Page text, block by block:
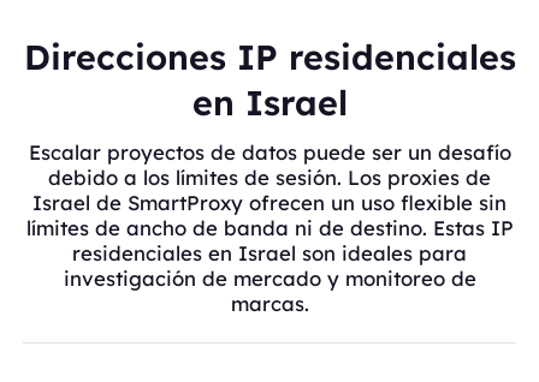
Direcciones IP residenciales
en Israel
Escalar proyectos de datos puede ser un desafío
debido a los límites de sesión. Los proxies de
Israel de SmartProxy ofrecen un uso flexible sin
límites de ancho de banda ni de destino. Estas IP
residenciales en Israel son ideales para
investigación de mercado y monitoreo de
marcas.